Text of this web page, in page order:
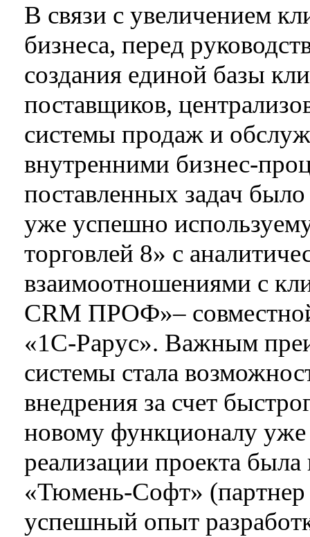
В связи с увеличением
бизнеса, перед
создания единой базы
поставщиков,
системы продаж и
внутренними бизнес-
поставленных задач
уже успешно
торговлей 8» с
взаимоотношениями с
CRM ПРОФ»–
«1С-Рарус». Важным
системы стала
внедрения за счет
новому функционалу
реализации проекта
«Тюмень-Софт»
успешный опыт